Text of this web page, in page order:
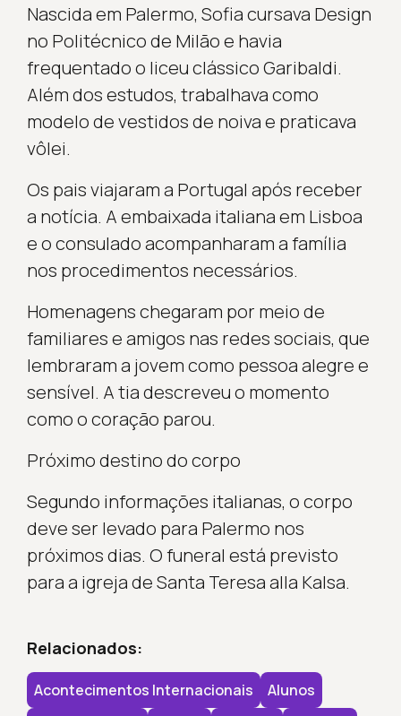
Nascida em Palermo, Sofia cursava Design
no Politécnico de Milão e havia
frequentado o liceu clássico Garibaldi.
Além dos estudos, trabalhava como
modelo de vestidos de noiva e praticava
vôlei.
Os pais viajaram a Portugal após receber
a notícia. A embaixada italiana em Lisboa
e o consulado acompanharam a família
nos procedimentos necessários.
Homenagens chegaram por meio de
familiares e amigos nas redes sociais, que
lembraram a jovem como pessoa alegre e
sensível. A tia descreveu o momento
como o coração parou.
Próximo destino do corpo
Segundo informações italianas, o corpo
deve ser levado para Palermo nos
próximos dias. O funeral está previsto
para a igreja de Santa Teresa alla Kalsa.
Relacionados:
Acontecimentos Internacionais
Alunos